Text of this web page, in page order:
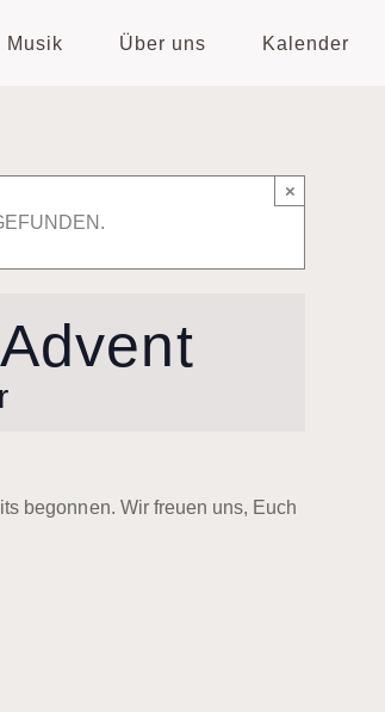
Musik Über uns Kalender
×
begonnen. Wir freuen uns, Euch